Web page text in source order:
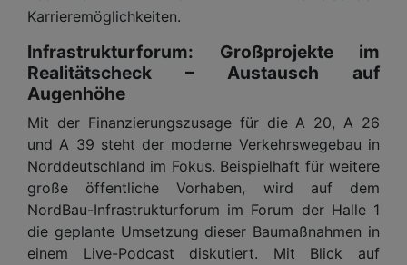
Karrieremöglichkeiten.
Infrastrukturforum: Großprojekte im
Realitätscheck – Austausch auf
Augenhöhe
Mit der Finanzierungszusage für die A 20, A 26
und A 39 steht der moderne Verkehrswegebau in
Norddeutschland im Fokus. Beispielhaft für weitere
große öffentliche Vorhaben, wird auf dem
NordBau-Infrastrukturforum im Forum der Halle 1
die geplante Umsetzung dieser Baumaßnahmen in
einem Live-Podcast diskutiert. Mit Blick auf